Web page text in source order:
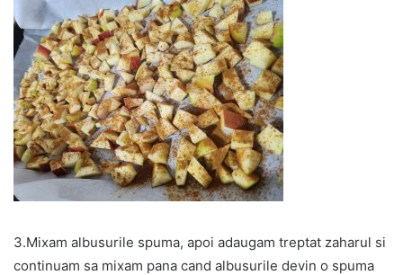
3.Mixam albusurile spuma, apoi adaugam treptat zaharul si
continuam sa mixam pana cand albusurile devin o spuma